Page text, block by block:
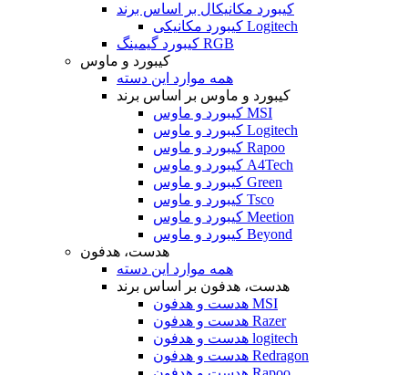
کیبورد مکانیکال بر اساس برند
کیبورد مکانیکی Logitech
کیبورد گیمینگ RGB
کیبورد و ماوس
همه موارد این دسته
کیبورد و ماوس بر اساس برند
کیبورد و ماوس MSI
کیبورد و ماوس Logitech
کیبورد و ماوس Rapoo
کیبورد و ماوس A4Tech
کیبورد و ماوس Green
کیبورد و ماوس Tsco
کیبورد و ماوس Meetion
کیبورد و ماوس Beyond
هدست، هدفون
همه موارد این دسته
هدست، هدفون بر اساس برند
هدست و هدفون MSI
هدست و هدفون Razer
هدست و هدفون logitech
هدست و هدفون Redragon